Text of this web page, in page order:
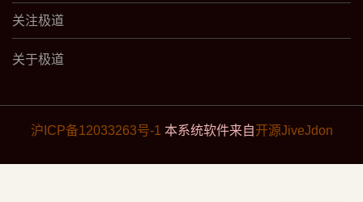
关注极道
关于极道
沪ICP备12033263号-1 本系统软件来自开源JiveJdon